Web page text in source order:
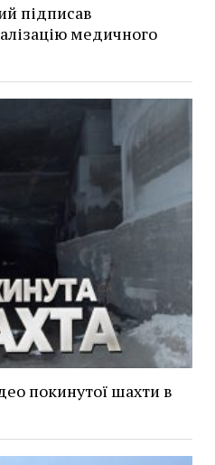
підписав
медичного
покинутої шахти в